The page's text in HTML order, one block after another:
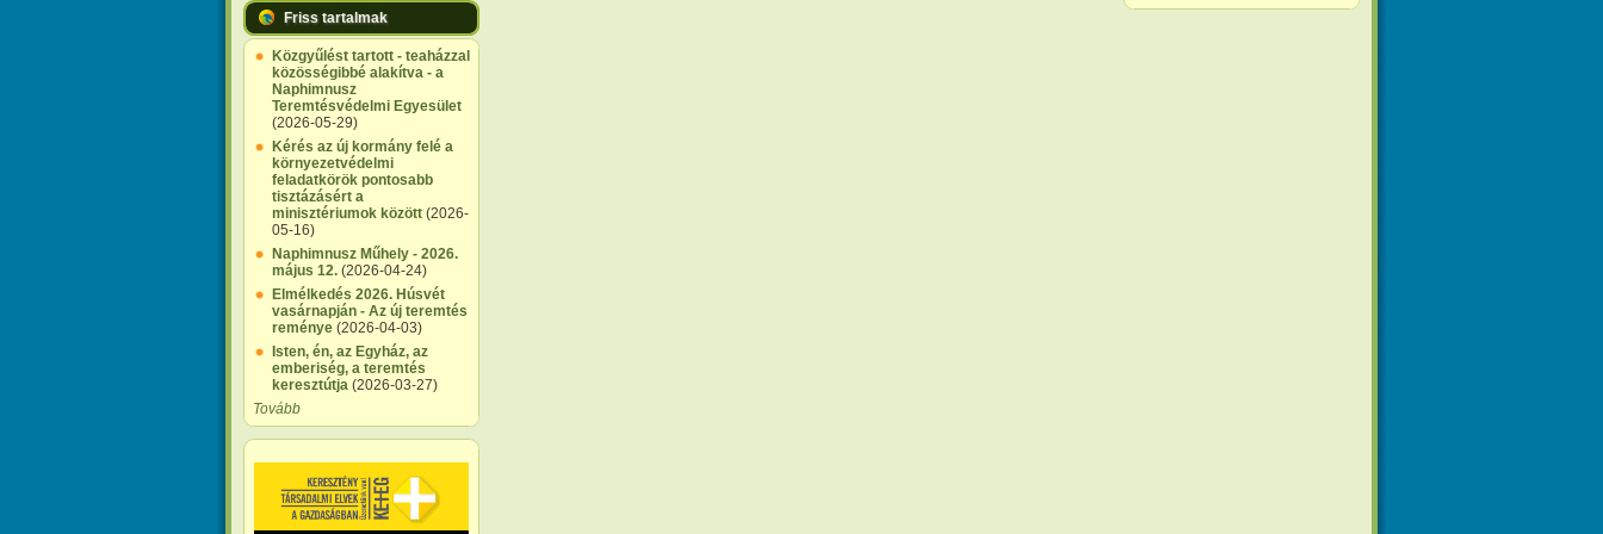
Friss tartalmak
Közgyűlést tartott - teaházzal
közösségibbé alakítva - a
Naphimnusz
Teremtésvédelmi Egyesület
(2026-05-29)
Kérés az új kormány felé a
környezetvédelmi
feladatkörök pontosabb
tisztázásért a
minisztériumok között (2026-
05-16)
Naphimnusz Műhely - 2026.
május 12. (2026-04-24)
Elmélkedés 2026. Húsvét
vasárnapján - Az új teremtés
reménye (2026-04-03)
Isten, én, az Egyház, az
emberiség, a teremtés
keresztútja (2026-03-27)
Tovább